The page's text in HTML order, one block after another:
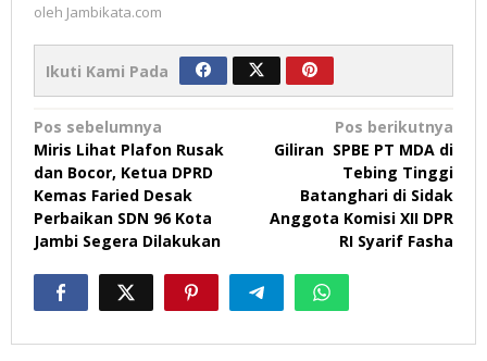
oleh Jambikata.com
Ikuti Kami Pada
Navigasi
pos
Pos sebelumnya
Miris Lihat Plafon Rusak
dan Bocor, Ketua DPRD
Kemas Faried Desak
Perbaikan SDN 96 Kota
Jambi Segera Dilakukan
Pos berikutnya
Giliran SPBE PT MDA di
Tebing Tinggi
Batanghari di Sidak
Anggota Komisi XII DPR
RI Syarif Fasha